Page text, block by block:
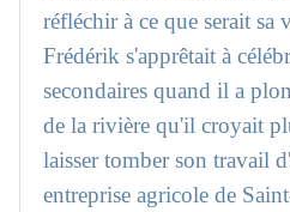
réfléchir à ce que serait sa
Frédérik s'apprêtait à
secondaires quand il a
de la rivière qu'il croyait
laisser tomber son travail
entreprise agricole de